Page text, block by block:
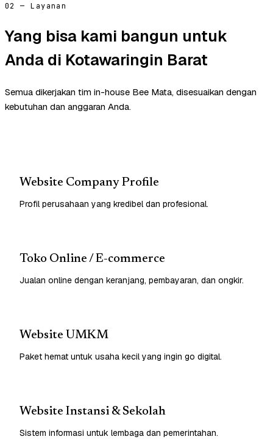
02 — Layanan
Yang bisa kami bangun untuk
Anda di Kotawaringin Barat
Semua dikerjakan tim in-house Bee Mata, disesuaikan dengan
kebutuhan dan anggaran Anda.
Website Company Profile
Profil perusahaan yang kredibel dan profesional.
Toko Online / E-commerce
Jualan online dengan keranjang, pembayaran, dan ongkir.
Website UMKM
Paket hemat untuk usaha kecil yang ingin go digital.
Website Instansi & Sekolah
Sistem informasi untuk lembaga dan pemerintahan.